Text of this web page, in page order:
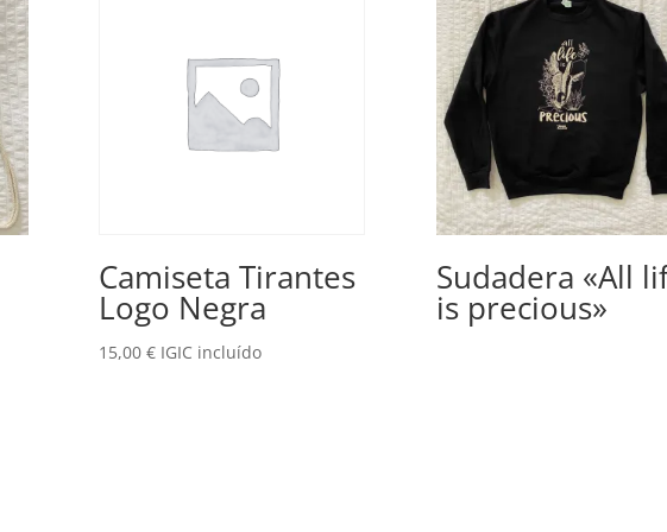
Camiseta Tirantes
Logo Negra
15,00 € IGIC incluído
Sudadera «All
is precious»